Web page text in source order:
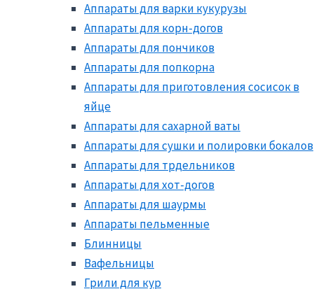
Аппараты для варки кукурузы
Аппараты для корн-догов
Аппараты для пончиков
Аппараты для попкорна
Аппараты для приготовления сосисок в
яйце
Аппараты для сахарной ваты
Аппараты для сушки и полировки бокалов
Аппараты для трдельников
Аппараты для хот-догов
Аппараты для шаурмы
Аппараты пельменные
Блинницы
Вафельницы
Грили для кур